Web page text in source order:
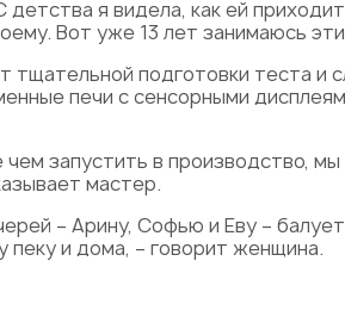
я видела, как ей
Вот уже 13 лет занимаюсь
тщательной подготовки теста
печи с сенсорными
запустить в производство,
мастер.
– Арину, Софью и Еву –
пеку и дома, – говорит женщина.